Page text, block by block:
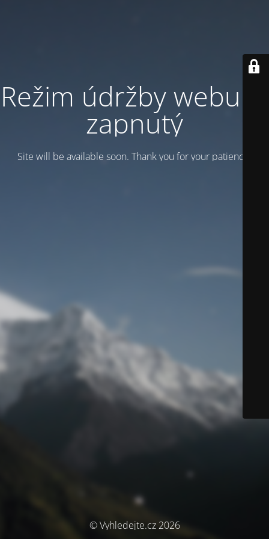
Režim údržby webu je
zapnutý
Site will be available soon. Thank you for your patience!
© Vyhledejte.cz 2026